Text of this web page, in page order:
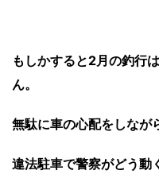
もしかすると2月の釣行
ん。
無駄に車の心配をしなが
違法駐車で警察がどう動